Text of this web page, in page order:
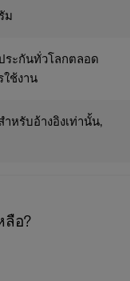
ม
ระกันทั่วโลกตลอด
ใช้งาน
หรับอ้างอิงเท่านั้น,
ลือ?